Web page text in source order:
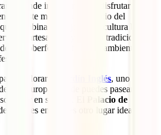
donde ir en abril para disfrutar de la
Este mes marca el inicio del
combina lo mejor de la cultura bávara
artesanales y música tradicional.
Oktoberfest y ofrece un ambiente más
explorar el
Jardín Inglés, uno de los
de Europa, donde puedes pasear,
remar en su lago. El
Palacio de
jardines en flor, es otro lugar ideal para